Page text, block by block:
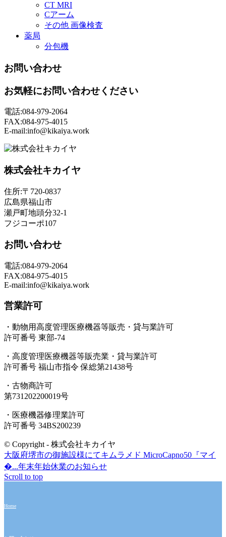
CT MRI
Cアーム
その他 画像検査
薬局
分包機
お問い合わせ
お気軽にお問い合わせください
電話:084-979-2064
FAX:084-975-4015
E-mail:info@kikaiya.work
株式会社キカイヤ
住所:〒720-0837
広島県福山市
瀬戸町地頭分32-1
フジコーポ107
お問い合わせ
電話:084-979-2064
FAX:084-975-4015
E-mail:info@kikaiya.work
営業許可
・動物用高度管理医療機器等販売・貸与業許可
許可番号 東部-74
・高度管理医療機器等販売業・貸与業許可
許可番号 福山市指令 保総第21438号
・古物商許可
第731202200019号
・医療機器修理業許可
許可番号 34BS200239
© Copyright - 株式会社キカイヤ
大阪府堺市の御施設様にてキムラメド MicroCapno50『マイ
�...年末年始休業のお知らせ
Scroll to top
Home